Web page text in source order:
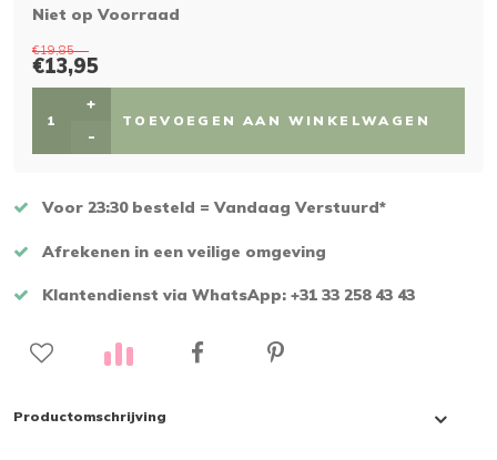
Niet op Voorraad
€19,85
€13,95
+
-
TOEVOEGEN AAN WINKELWAGEN
Voor 23:30 besteld = Vandaag Verstuurd*
Afrekenen in een veilige omgeving
Klantendienst via WhatsApp: +31 33 258 43 43
Productomschrijving